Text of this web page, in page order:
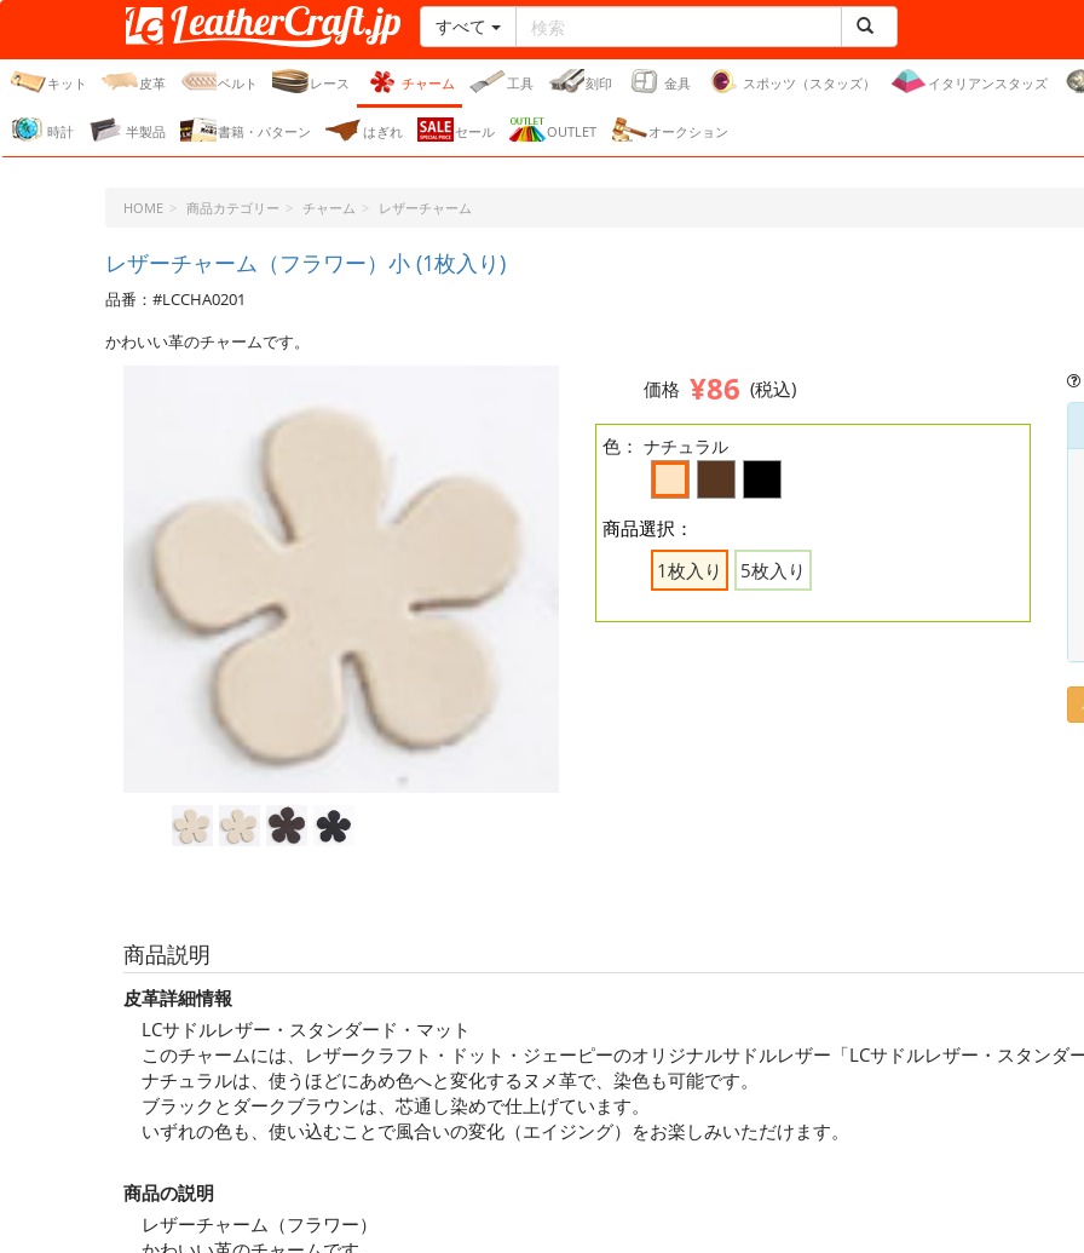
レザークラフト・ドット・
ジェーピー
すべて
キット 皮革 ベルト レース チャーム 工具 刻印 金具 スポッツ（スタッズ） イタリアンスタッズ
時計 半製品 書籍・パターン はぎれ セール OUTLET オークション
HOME 商品カテゴリー チャーム レザーチャーム
レザーチャーム（フラワー）小 (1枚入り)
品番：#LCCHA0201
かわいい革のチャームです。
価格 ¥86 (税込)
色： ナチュラル
商品選択：
1枚入り
5枚入り
商品説明
皮革詳細情報
LCサドルレザー・スタンダード・マット
このチャームには、レザークラフト・ドット・ジェーピーのオリジナルサドルレザー「LCサドルレザー・スタンダ
ナチュラルは、使うほどにあめ色へと変化するヌメ革で、染色も可能です。
ブラックとダークブラウンは、芯通し染めで仕上げています。
いずれの色も、使い込むことで風合いの変化（エイジング）をお楽しみいただけます。
商品の説明
レザーチャーム（フラワー）